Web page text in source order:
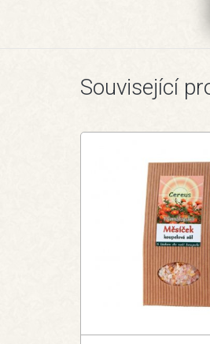
Související